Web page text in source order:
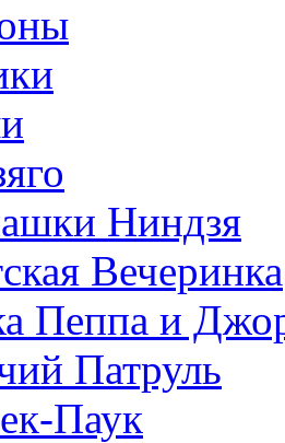
Ниндзя
Вечеринка
Пеппа и
Патруль
Паук